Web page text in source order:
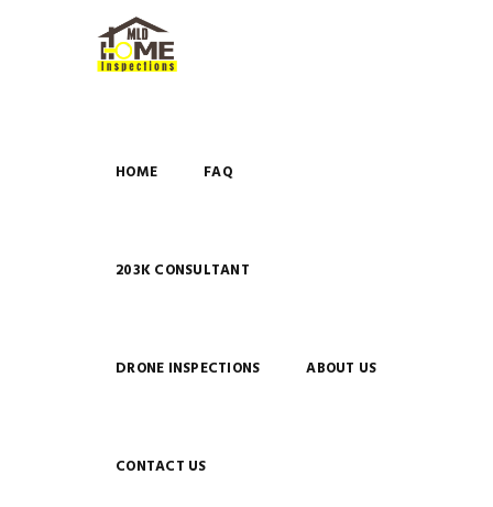
HOME FAQ
203K CONSULTANT
DRONE INSPECTIONS ABOUT US
CONTACT US